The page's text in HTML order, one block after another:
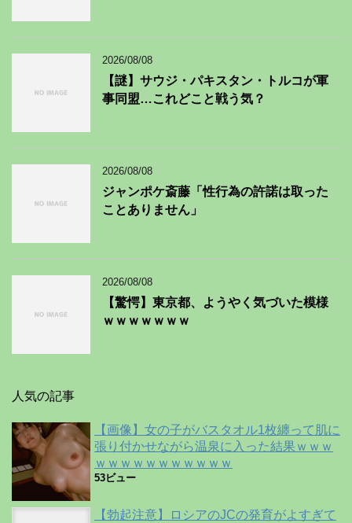
2026/08/08
【謎】サウジ・パキスタン・トルコが軍
事同盟…これどこと戦う気？
2026/08/08
ジャンポケ斎藤「性行為の許諾は取った
ことありません」
2026/08/08
【驚愕】東京都、ようやく気づいた模様
ｗｗｗｗｗｗｗ
人気の記事
【画像】女の子がバスタオル1枚纏って肌に
張り付かせながら温泉に入った結果ｗｗｗ
ｗｗｗｗｗｗｗｗｗｗｗ
53ビュー
【勃起注意】ロシアのJCの発育がよすぎて